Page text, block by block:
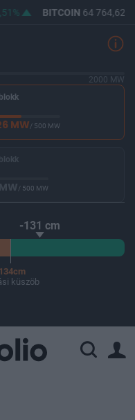
BITCOIN64 764,62
2000 MW
MW/ 500 MW
/ 500 MW
-131 cm
küszöb